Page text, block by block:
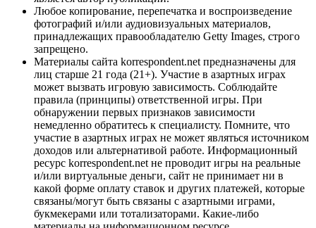
Любое копирование, перепечатка и воспроизведение
фотографий и/или аудиовизуальных материалов,
принадлежащих правообладателю Getty Images, строго
запрещено.
Материалы сайта korrespondent.net предназначены для
лиц старше 21 года (21+). Участие в азартных играх
может вызвать игровую зависимость. Соблюдайте
правила (принципы) ответственной игры. При
обнаружении первых признаков зависимости
немедленно обратитесь к специалисту. Помните, что
участие в азартных играх не может являться источником
доходов или альтернативой работе. Информационный
ресурс korrespondent.net не проводит игры на реальные
и/или виртуальные деньги, сайт не принимает ни в
какой форме оплату ставок и других платежей, которые
связаны/могут быть связаны с азартными играми,
букмекерами или тотализаторами. Какие-либо